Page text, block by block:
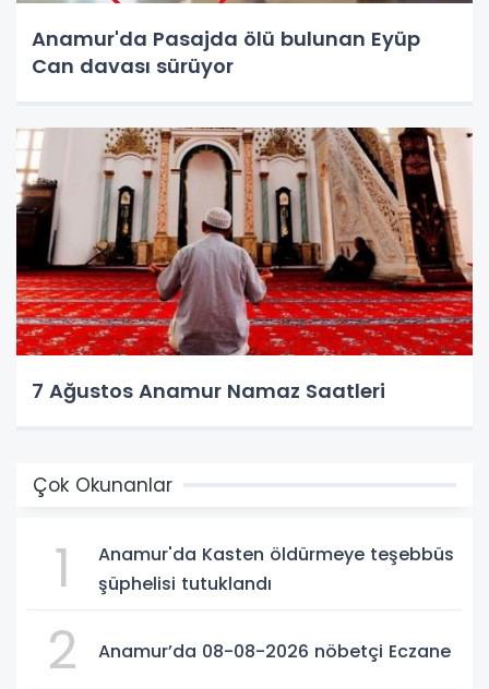
Anamur'da Pasajda ölü bulunan Eyüp
Can davası sürüyor
7 Ağustos Anamur Namaz Saatleri
Çok Okunanlar
1
Anamur'da Kasten öldürmeye teşebbüs
şüphelisi tutuklandı
2 Anamur’da 08-08-2026 nöbetçi Eczane